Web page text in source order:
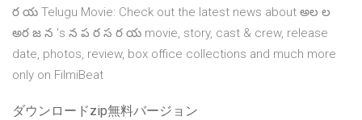
ర య Telugu Movie: Check out the latest news about అల ల
అర జ న 's న ప ర స ర య movie, story, cast & crew, release
date, photos, review, box office collections and much more
only on FilmiBeat
ダウンロードzip無料バージョン